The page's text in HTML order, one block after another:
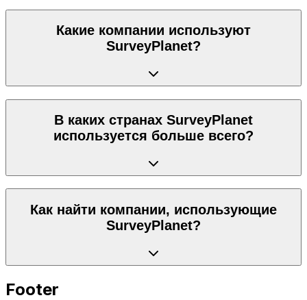
Какие компании используют
SurveyPlanet?
В каких странах SurveyPlanet
используется больше всего?
Как найти компании, использующие
SurveyPlanet?
Footer